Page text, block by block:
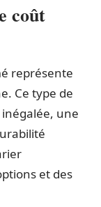
coût
représente
Ce type de
une
et des